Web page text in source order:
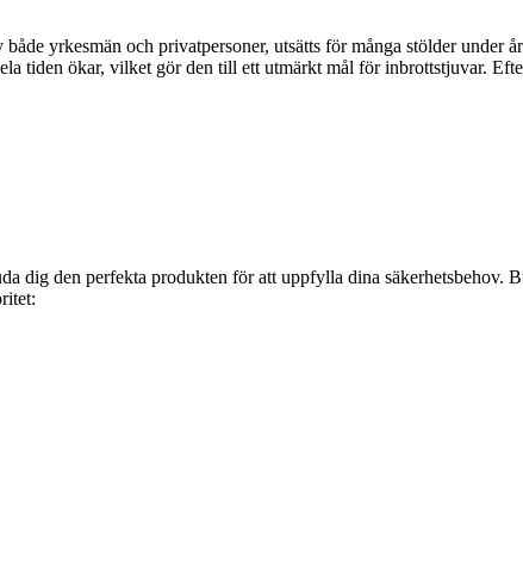
yrkesmän och privatpersoner, utsätts för många stölder under
tiden ökar, vilket gör den till ett utmärkt mål för inbrottstjuvar.
dig den perfekta produkten för att uppfylla dina säkerhetsbehov.